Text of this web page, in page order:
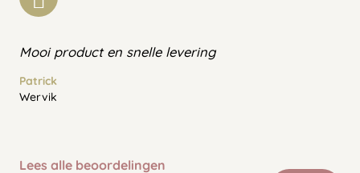
Mooi product en snelle levering
Patrick
Wervik
Lees alle beoordelingen